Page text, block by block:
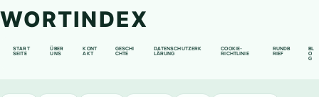
WORTINDEX
START
SEITE
ÜBER
UNS
KONT
AKT
GESCHI
CHTE
DATENSCHUTZERK
LÄRUNG
COOKIE-
RICHTLINIE
RUNDB
RIEF
BL
O
G